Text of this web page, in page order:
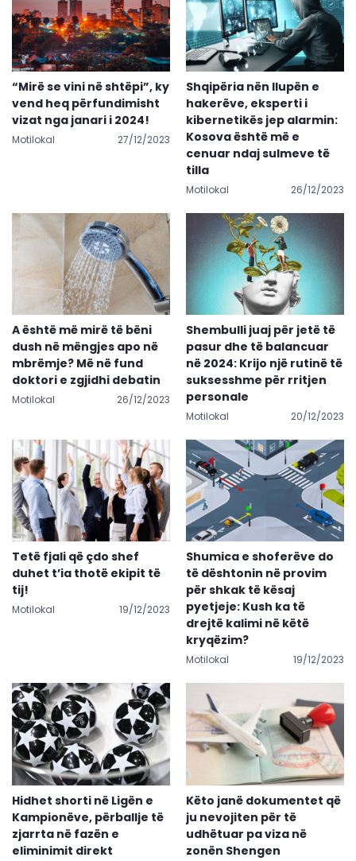
“Mirë se vini në shtëpi”, ky
vend heq përfundimisht
vizat nga janari i 2024!
Motilokal 27/12/2023
Shqipëria nën llupën e
hakerëve, eksperti i
kibernetikës jep alarmin:
Kosova është më e
cenuar ndaj sulmeve të
tilla
Motilokal 26/12/2023
A është më mirë të bëni
dush në mëngjes apo në
mbrëmje? Më në fund
doktori e zgjidhi debatin
Motilokal 26/12/2023
Shembulli juaj për jetë të
pasur dhe të balancuar
në 2024: Krijo një rutinë të
suksesshme për rritjen
personale
Motilokal 20/12/2023
Tetë fjali që çdo shef
duhet t’ia thotë ekipit të
tij!
Motilokal 19/12/2023
Shumica e shoferëve do
të dështonin në provim
për shkak të kësaj
pyetjeje: Kush ka të
drejtë kalimi në këtë
kryqëzim?
Motilokal 19/12/2023
Hidhet shorti në Ligën e
Kampionëve, përballje të
zjarrta në fazën e
eliminimit direkt
Këto janë dokumentet që
ju nevojiten për të
udhëtuar pa viza në
zonën Shengen